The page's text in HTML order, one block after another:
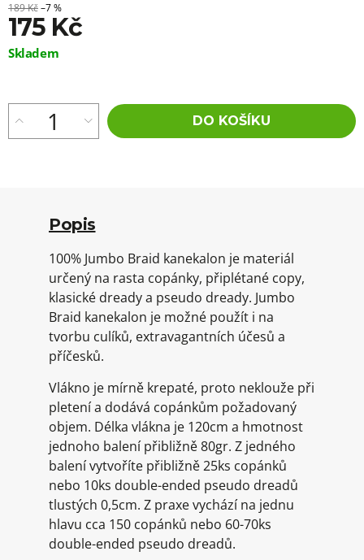
189 Kč–7 %
175 Kč
Měrná
Skladem
DO KOŠÍKU
Popis
100% Jumbo Braid kanekalon je materiál
určený na rasta copánky, připlétané copy,
klasické dready a pseudo dready. Jumbo
Braid kanekalon je možné použít i na
tvorbu culíků, extravagantních účesů a
příčesků.
Vlákno je mírně krepaté, proto neklouže při
pletení a dodává copánkům požadovaný
objem. Délka vlákna je 120cm a hmotnost
jednoho balení přibližně 80gr. Z jedného
balení vytvoříte přibližně 25ks copánků
nebo 10ks double-ended pseudo dreadů
tlustých 0,5cm. Z praxe vychází na jednu
hlavu cca 150 copánků nebo 60-70ks
double-ended pseudo dreadů.